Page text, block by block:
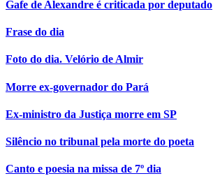
Gafe de Alexandre é criticada por deputado
Frase do dia
Foto do dia. Velório de Almir
Morre ex-governador do Pará
Ex-ministro da Justiça morre em SP
Silêncio no tribunal pela morte do poeta
Canto e poesia na missa de 7º dia